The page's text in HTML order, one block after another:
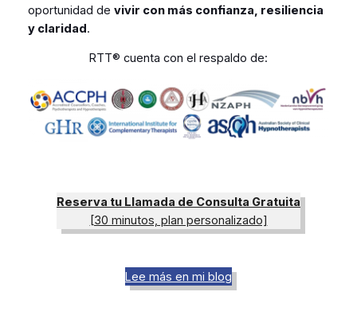
oportunidad de vivir con más confianza, resiliencia
y claridad.
RTT® cuenta con el respaldo de:
Reserva tu Llamada de Consulta Gratuita
[30 minutos, plan personalizado]
Lee más en mi blog